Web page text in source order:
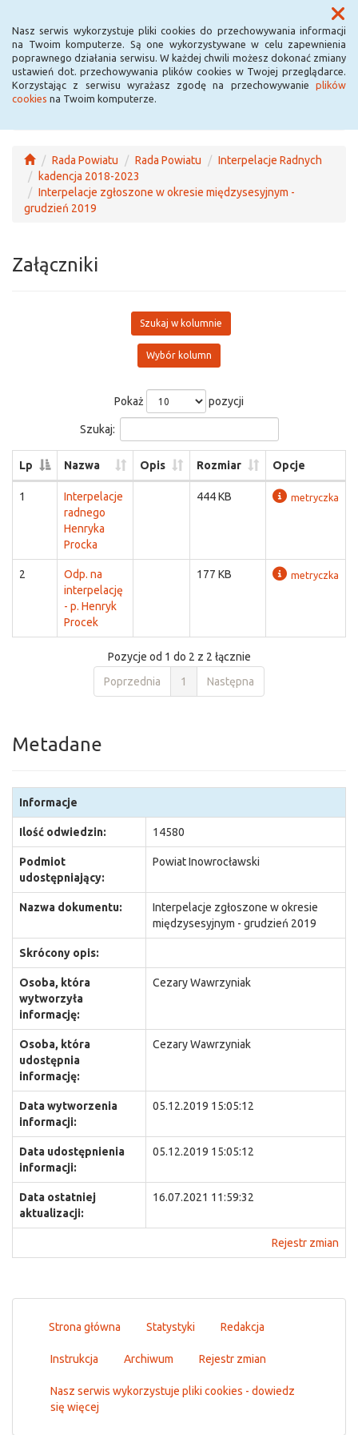
Nasz serwis wykorzystuje pliki cookies do przechowywania informacji
na Twoim komputerze. Są one wykorzystywane w celu zapewnienia
poprawnego działania serwisu. W każdej chwili możesz dokonać zmiany
ustawień dot. przechowywania plików cookies w Twojej przeglądarce.
Korzystając z serwisu wyrażasz zgodę na przechowywanie plików
cookies na Twoim komputerze.
Menu
Rada Powiatu Rada Powiatu
Interpelacje Radnych
kadencja 2018-2023
Interpelacje zgłoszone w okresie międzysesyjnym -
grudzień 2019
Załączniki
Szukaj w kolumnie
Wybór kolumn
Pokaż pozycji
Szukaj:
Lp Nazwa Opis Rozmiar Opcje
1
Interpelacje
radnego
Henryka
Procka
444 KB metryczka
2
Odp. na
interpelację
- p. Henryk
Procek
177 KB metryczka
Pozycje od 1 do 2 z 2 łącznie
Poprzednia
1 Następna
Metadane
Informacje
Ilość odwiedzin: 14580
Podmiot
udostępniający:
Powiat Inowrocławski
Nazwa dokumentu:
Interpelacje zgłoszone w okresie
międzysesyjnym - grudzień 2019
Skrócony opis:
Osoba, która
wytworzyła
informację:
Cezary Wawrzyniak
Osoba, która
udostępnia
informację:
Cezary Wawrzyniak
Data wytworzenia
informacji:
05.12.2019 15:05:12
Data udostępnienia
informacji:
05.12.2019 15:05:12
Data ostatniej
aktualizacji:
16.07.2021 11:59:32
Rejestr zmian
Strona główna Statystyki Redakcja
Instrukcja Archiwum Rejestr zmian
Nasz serwis wykorzystuje pliki cookies - dowiedz
się więcej